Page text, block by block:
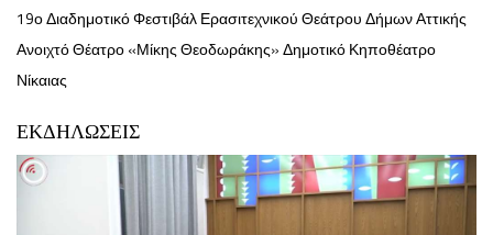
19ο Διαδημοτικό Φεστιβάλ Ερασιτεχνικού Θεάτρου Δήμων Αττικής
Ανοιχτό Θέατρο «Μίκης Θεοδωράκης» Δημοτικό Κηποθέατρο
Νίκαιας
ΕΚΔΗΛΩΣΕΙΣ